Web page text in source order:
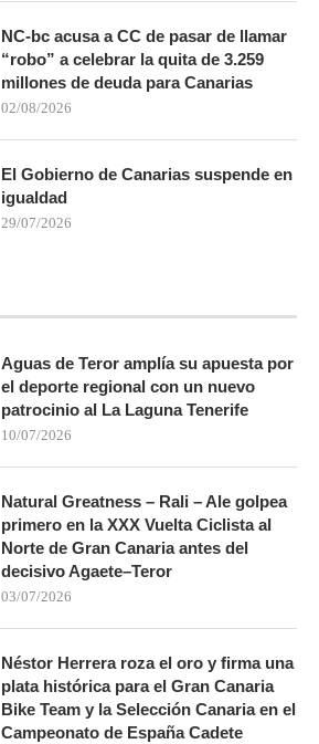
NC-bc acusa a CC de pasar de llamar
“robo” a celebrar la quita de 3.259
millones de deuda para Canarias
02/08/2026
El Gobierno de Canarias suspende en
igualdad
29/07/2026
Aguas de Teror amplía su apuesta por
el deporte regional con un nuevo
patrocinio al La Laguna Tenerife
10/07/2026
Natural Greatness – Rali – Ale golpea
primero en la XXX Vuelta Ciclista al
Norte de Gran Canaria antes del
decisivo Agaete–Teror
03/07/2026
Néstor Herrera roza el oro y firma una
plata histórica para el Gran Canaria
Bike Team y la Selección Canaria en el
Campeonato de España Cadete